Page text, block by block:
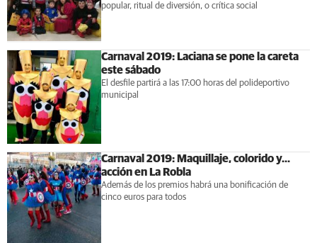
popular, ritual de diversión, o crítica social
Carnaval 2019: Laciana se pone la careta
este sábado
El desfile partirá a las 17:00 horas del polideportivo
municipal
Carnaval 2019: Maquillaje, colorido y...
acción en La Robla
Además de los premios habrá una bonificación de
cinco euros para todos